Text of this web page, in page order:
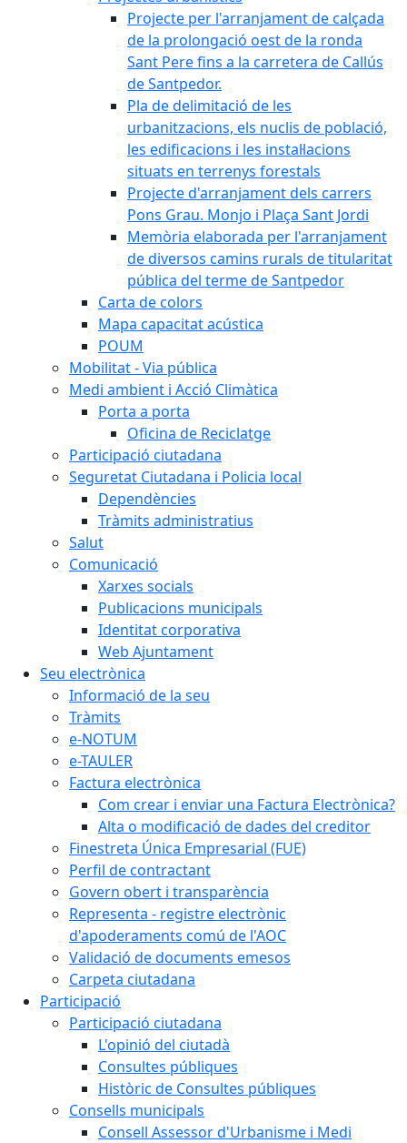
Projecte per l'arranjament de calçada
de la prolongació oest de la ronda
Sant Pere fins a la carretera de Callús
de Santpedor.
Pla de delimitació de les
urbanitzacions, els nuclis de població,
les edificacions i les instal·lacions
situats en terrenys forestals
Projecte d'arranjament dels carrers
Pons Grau. Monjo i Plaça Sant Jordi
Memòria elaborada per l'arranjament
de diversos camins rurals de titularitat
pública del terme de Santpedor
Carta de colors
Mapa capacitat acústica
POUM
Mobilitat - Via pública
Medi ambient i Acció Climàtica
Porta a porta
Oficina de Reciclatge
Participació ciutadana
Seguretat Ciutadana i Policia local
Dependències
Tràmits administratius
Salut
Comunicació
Xarxes socials
Publicacions municipals
Identitat corporativa
Web Ajuntament
Seu electrònica
Informació de la seu
Tràmits
e-NOTUM
e-TAULER
Factura electrònica
Com crear i enviar una Factura Electrònica?
Alta o modificació de dades del creditor
Finestreta Única Empresarial (FUE)
Perfil de contractant
Govern obert i transparència
Representa - registre electrònic
d'apoderaments comú de l'AOC
Validació de documents emesos
Carpeta ciutadana
Participació
Participació ciutadana
L'opinió del ciutadà
Consultes públiques
Històric de Consultes públiques
Consells municipals
Consell Assessor d'Urbanisme i Medi